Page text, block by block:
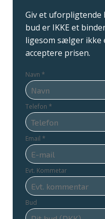
Giv et uforpligtende
bud er IKKE et
ligesom sælger
acceptere prisen.
Navn *
Telefon *
Email *
Evt. Kommetar
Bud